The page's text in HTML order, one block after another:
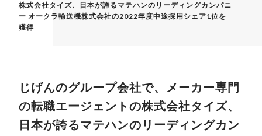
株式会社タイズ、日本が誇るマテハンのリーディングカンパニ
ー オークラ輸送機株式会社の2022年度中途採用シェア1位を
獲得
じげんのグループ会社で、メーカー専門
の転職エージェントの株式会社タイズ、
日本が誇るマテハンのリーディングカン